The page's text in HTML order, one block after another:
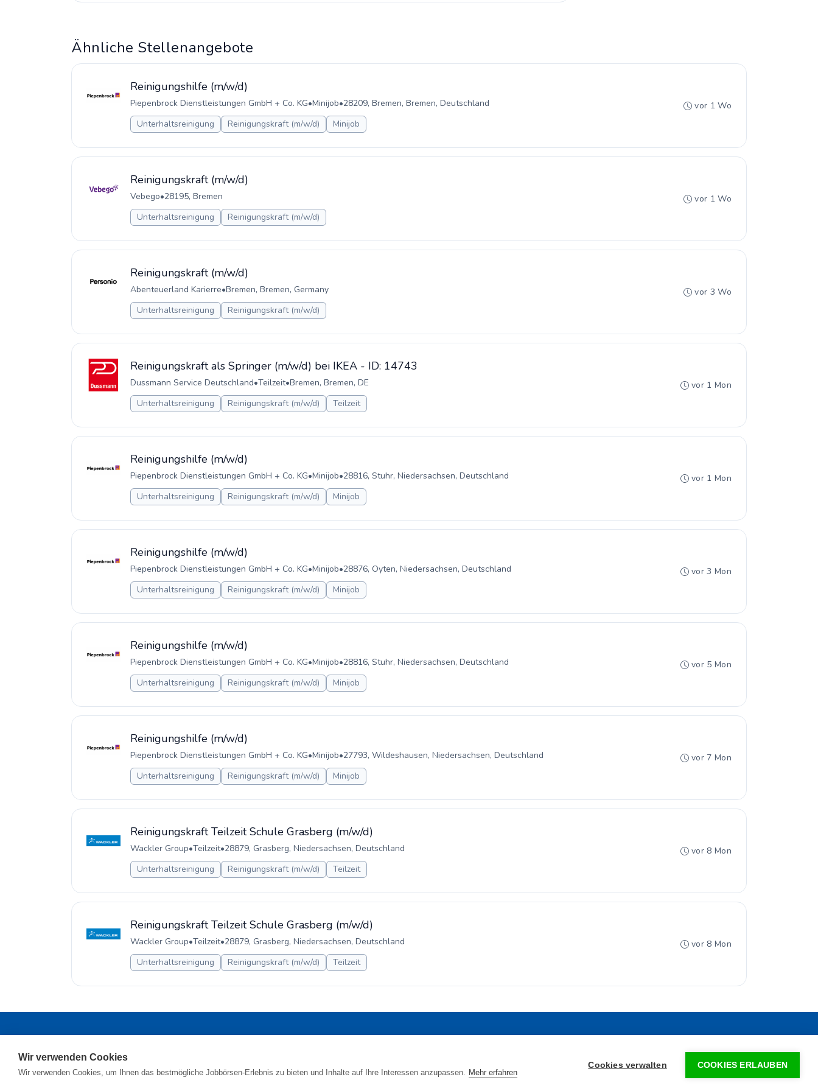
Ähnliche Stellenangebote
Reinigungshilfe (m/w/d)
Piepenbrock Dienstleistungen GmbH + Co. KG•Minijob•28209, Bremen, Bremen, Deutschland
Unterhaltsreinigung
Reinigungskraft (m/w/d) Minijob
vor 1 Wo
Reinigungskraft (m/w/d)
Vebego•28195, Bremen
Unterhaltsreinigung
Reinigungskraft (m/w/d)
vor 1 Wo
Reinigungskraft (m/w/d)
Abenteuerland Karierre•Bremen, Bremen, Germany
Unterhaltsreinigung
Reinigungskraft (m/w/d)
vor 3 Wo
Reinigungskraft als Springer (m/w/d) bei IKEA - ID: 14743
Dussmann Service Deutschland•Teilzeit•Bremen, Bremen, DE
Unterhaltsreinigung
Reinigungskraft (m/w/d) Teilzeit
vor 1 Mon
Reinigungshilfe (m/w/d)
Piepenbrock Dienstleistungen GmbH + Co. KG•Minijob•28816, Stuhr, Niedersachsen, Deutschland
Unterhaltsreinigung
Reinigungskraft (m/w/d) Minijob
vor 1 Mon
Reinigungshilfe (m/w/d)
Piepenbrock Dienstleistungen GmbH + Co. KG•Minijob•28876, Oyten, Niedersachsen, Deutschland
Unterhaltsreinigung
Reinigungskraft (m/w/d) Minijob
vor 3 Mon
Reinigungshilfe (m/w/d)
Piepenbrock Dienstleistungen GmbH + Co. KG•Minijob•28816, Stuhr, Niedersachsen, Deutschland
Unterhaltsreinigung
Reinigungskraft (m/w/d) Minijob
vor 5 Mon
Reinigungshilfe (m/w/d)
Piepenbrock Dienstleistungen GmbH + Co. KG•Minijob•27793, Wildeshausen, Niedersachsen, Deutschland
Unterhaltsreinigung
Reinigungskraft (m/w/d) Minijob
vor 7 Mon
Reinigungskraft Teilzeit Schule Grasberg (m/w/d)
Wackler Group•Teilzeit•28879, Grasberg, Niedersachsen, Deutschland
Unterhaltsreinigung
Reinigungskraft (m/w/d) Teilzeit
vor 8 Mon
Reinigungskraft Teilzeit Schule Grasberg (m/w/d)
Wackler Group•Teilzeit•28879, Grasberg, Niedersachsen, Deutschland
Unterhaltsreinigung
Reinigungskraft (m/w/d) Teilzeit
vor 8 Mon
Wir verwenden Cookies
Wir verwenden Cookies, um Ihnen das bestmögliche Jobbörsen-Erlebnis zu bieten und Inhalte auf Ihre Interessen anzupassen. Mehr erfahren
Cookies verwalten COOKIES ERLAUBEN